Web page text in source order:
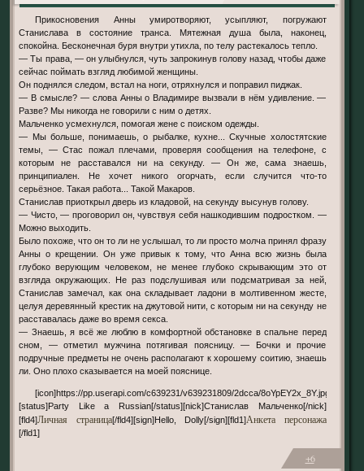
Прикосновения Анны умиротворяют, усыпляют, погружают
Станислава в состояние транса. Мятежная душа была, наконец,
спокойна. Бесконечная буря внутри утихла, по телу растекалось тепло.
— Ты права, — он улыбнулся, чуть запрокинув голову назад, чтобы даже
сейчас поймать взгляд любимой женщины.
Он поднялся следом, встал на ноги, отряхнулся и поправил пиджак.
— В смысле? — слова Анны о Владимире вызвали в нём удивление. —
Разве? Мы никогда не говорили с ним о детях.
Мальченко усмехнулся, помогая жене с поиском одежды.
— Мы больше, понимаешь, о рыбалке, кухне... Скучные холостятские
темы, — Стас пожал плечами, проверяя сообщения на телефоне, с
которым не расставался ни на секунду. — Он же, сама знаешь,
принципиален. Не хочет никого огорчать, если случится что-то
серьёзное. Такая работа... Такой Макаров.
Станислав приоткрыл дверь из кладовой, на секунду высунув голову.
— Чисто, — проговорил он, чувствуя себя нашкодившим подростком. —
Можно выходить.
Было похоже, что он то ли не услышал, то ли просто молча принял фразу
Анны о крещении. Он уже привык к тому, что Анна всю жизнь была
глубоко верующим человеком, не менее глубоко скрывающим это от
взгляда окружающих. Не раз подслушивая или подсматривая за ней,
Станислав замечал, как она складывает ладони в молтивенном жесте,
целуя деревянный крестик на джутовой нити, с которым ни на секунду не
расставалась даже во время секса.
— Знаешь, я всё же люблю в комфортной обстановке в спальне перед
сном, — отметил мужчина потягивая поясницу. — Бочки и прочие
подручные предметы не очень располагают к хорошему соитию, знаешь
ли. Оно плохо сказывается на моей пояснице.
[icon]https://pp.userapi.com/c639231/v639231809/2dcca/8oYpEY2x_8Y.jpg[/icon]
[status]Party Like a Russian[/status][nick]Станислав Мальченко[/nick]
[fld4]Личная страница[/fld4][sign]Hello, Dolly[/sign][fld1]Анкета персонажа
[/fld1]
+6